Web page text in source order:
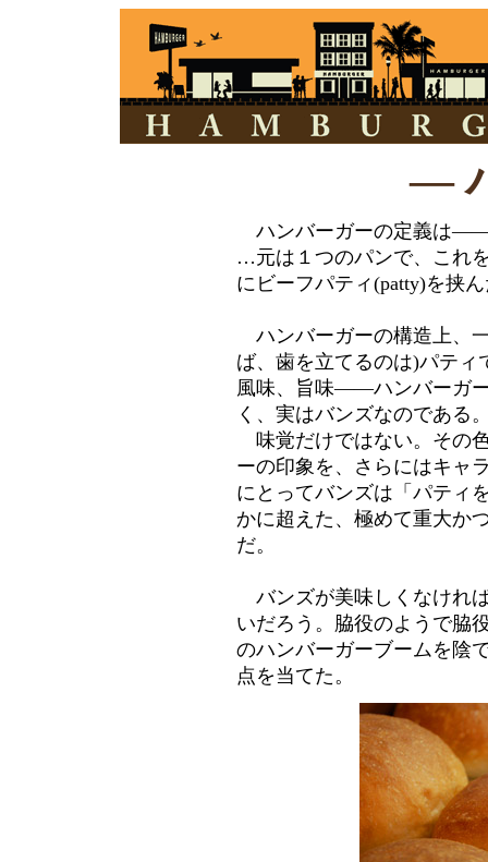
―
ハンバーガーの定義は――
…元は１つのパンで、これ
にビーフパティ(patty)を挟
ハンバーガーの構造上、
ば、歯を立てるのは)パテ
風味、旨味――ハンバーガ
く、実はバンズなのである
味覚だけではない。その
ーの印象を、さらにはキャ
にとってバンズは「パティ
かに超えた、極めて重大か
だ。
バンズが美味しくなけれ
いだろう。脇役のようで
のハンバーガーブームを陰
点を当てた。